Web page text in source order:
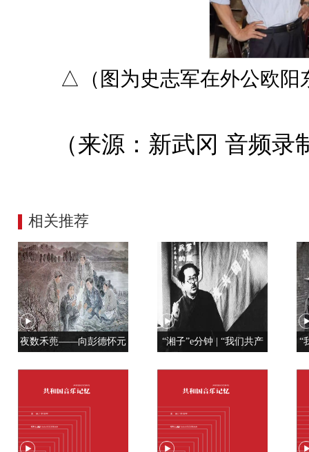
△（图为史志军在外公欧阳
（来源：新武冈 音频
相关推荐
夜数禾蔸——向彭德怀元
“湘子”e分钟 | “我们共产
“